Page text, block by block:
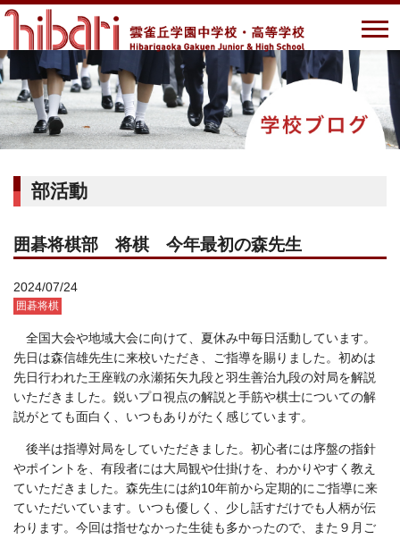
部活動
囲碁将棋部 将棋 今年最初の森先生
2024/07/24
囲碁将棋
全国大会や地域大会に向けて、夏休み中毎日活動しています。
先日は森信雄先生に来校いただき、ご指導を賜りました。初めは
先日行われた王座戦の永瀬拓矢九段と羽生善治九段の対局を解説
いただきました。鋭いプロ視点の解説と手筋や棋士についての解
説がとても面白く、いつもありがたく感じています。
後半は指導対局をしていただきました。初心者には序盤の指針
やポイントを、有段者には大局観や仕掛けを、わかりやすく教え
ていただきました。森先生には約10年前から定期的にご指導に来
ていただいています。いつも優しく、少し話すだけでも人柄が伝
わります。今回は指せなかった生徒も多かったので、また９月ご